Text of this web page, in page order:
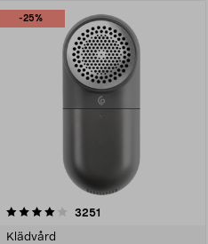
-25%
3251
Klädvård
4.5av 5 stjärnor